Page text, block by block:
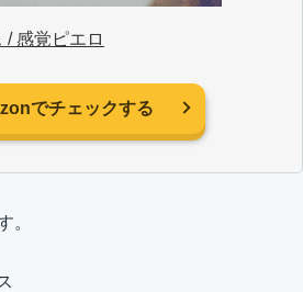
/ 感覚ピエロ
でチェックする
。